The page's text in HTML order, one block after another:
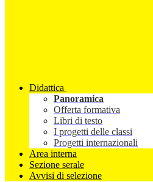
Didattica
Panoramica
Offerta formativa
Libri di testo
I progetti delle classi
Progetti internazionali
Area interna
Sezione serale
Avvisi di selezione